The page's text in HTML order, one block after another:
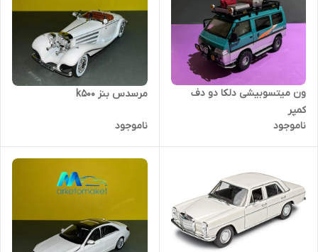
ون میتسوبیشی دلکا دو دف
کمپر
ناموجود
مرسدس بنز k۵۰۰
ناموجود